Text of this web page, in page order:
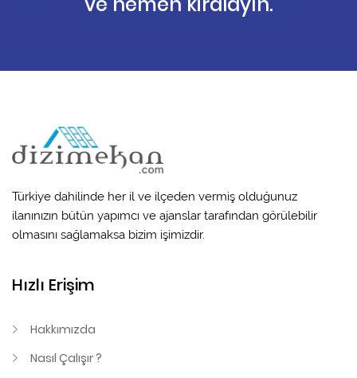
Türkiye dahilinde her il ve ilçeden vermiş olduğunuz
ilanınızın bütün yapımcı ve ajanslar tarafından görülebilir
olmasını sağlamaksa bizim işimizdir.
Hızlı Erişim
Hakkımızda
Nasıl Çalışır ?